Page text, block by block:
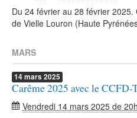
Du 24 février au 28 février
de Vielle Louron (Haute
MARS
14mars 2025
Carême 2025 avec le
Vendredi 14 mars 2025 de